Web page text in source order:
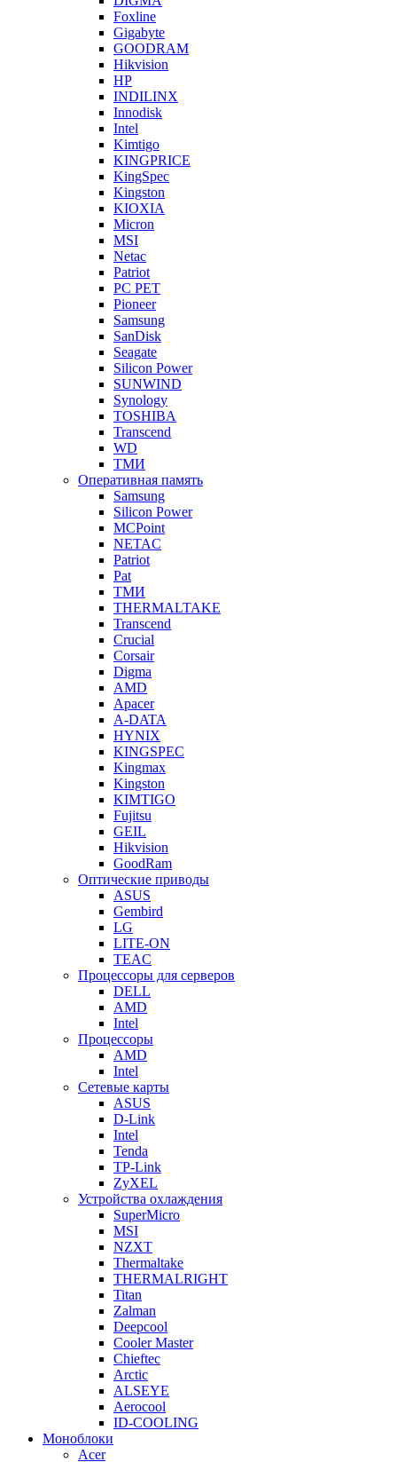
Foxline
Gigabyte
GOODRAM
Hikvision
HP
INDILINX
Innodisk
Intel
Kimtigo
KINGPRICE
KingSpec
Kingston
KIOXIA
Micron
MSI
Netac
Patriot
PC PET
Pioneer
Samsung
SanDisk
Seagate
Silicon Power
SUNWIND
Synology
TOSHIBA
Transcend
WD
ТМИ
Оперативная память
Samsung
Silicon Power
MCPoint
NETAC
Patriot
Pat
ТМИ
THERMALTAKE
Transcend
Crucial
Corsair
Digma
AMD
Apacer
A-DATA
HYNIX
KINGSPEC
Kingmax
Kingston
KIMTIGO
Fujitsu
GEIL
Hikvision
GoodRam
Оптические приводы
ASUS
Gembird
LG
LITE-ON
TEAC
Процессоры для серверов
DELL
AMD
Intel
Процессоры
AMD
Intel
Сетевые карты
ASUS
D-Link
Intel
Tenda
TP-Link
ZyXEL
Устройства охлаждения
SuperMicro
MSI
NZXT
Thermaltake
THERMALRIGHT
Titan
Zalman
Deepcool
Cooler Master
Chieftec
Arctic
ALSEYE
Aerocool
ID-COOLING
Моноблоки
Acer